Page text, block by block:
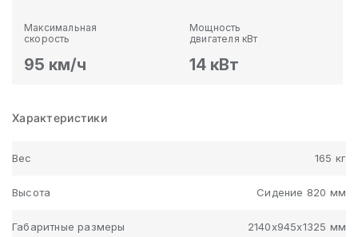
Максимальная
скорость
95 км/ч
Мощность
двигателя кВт
14 кВт
Характеристики
Вес 165 кг
Высота Сидение 820 мм
Габаритные размеры 2140х945х1325 мм